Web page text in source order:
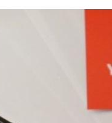
Erbaaspor’la Yollarını
BİR KAÇ SORU
Şifreleri: Soruyoruz
Asfalt